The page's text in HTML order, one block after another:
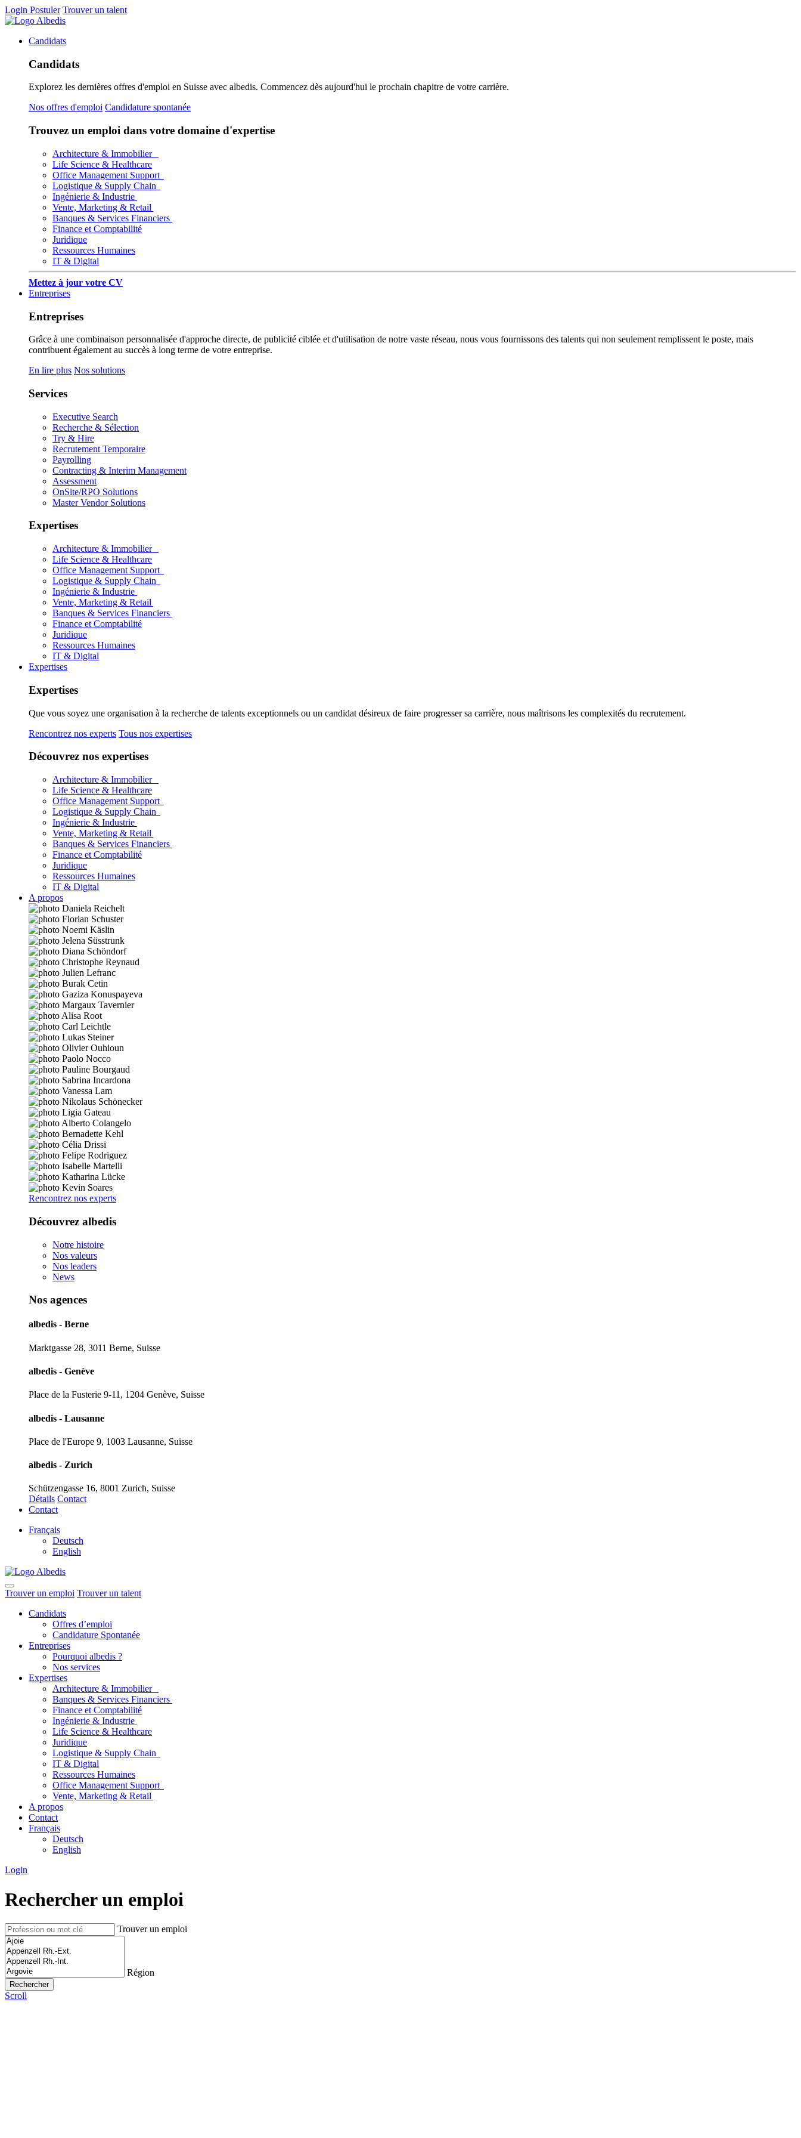
Login Postuler Trouver un talent
Candidats
Candidats
Explorez les dernières offres d'emploi en Suisse avec albedis. Commencez dès aujourd'hui le prochain chapitre de votre carrière.
Nos offres d'emploi Candidature spontanée
Trouvez un emploi dans votre domaine d'expertise
Architecture & Immobilier
Life Science & Healthcare
Office Management Support
Logistique & Supply Chain
Ingénierie & Industrie
Vente, Marketing & Retail
Banques & Services Financiers
Finance et Comptabilité
Juridique
Ressources Humaines
IT & Digital
Mettez à jour votre CV
Entreprises
Entreprises
Grâce à une combinaison personnalisée d'approche directe, de publicité ciblée et d'utilisation de notre vaste réseau, nous vous fournissons des talents qui non seulement remplissent le poste, mais
contribuent également au succès à long terme de votre entreprise.
En lire plus Nos solutions
Services
Executive Search
Recherche & Sélection
Try & Hire
Recrutement Temporaire
Payrolling
Contracting & Interim Management
Assessment
OnSite/RPO Solutions
Master Vendor Solutions
Expertises
Architecture & Immobilier
Life Science & Healthcare
Office Management Support
Logistique & Supply Chain
Ingénierie & Industrie
Vente, Marketing & Retail
Banques & Services Financiers
Finance et Comptabilité
Juridique
Ressources Humaines
IT & Digital
Expertises
Expertises
Que vous soyez une organisation à la recherche de talents exceptionnels ou un candidat désireux de faire progresser sa carrière, nous maîtrisons les complexités du recrutement.
Rencontrez nos experts Tous nos expertises
Découvrez nos expertises
Architecture & Immobilier
Life Science & Healthcare
Office Management Support
Logistique & Supply Chain
Ingénierie & Industrie
Vente, Marketing & Retail
Banques & Services Financiers
Finance et Comptabilité
Juridique
Ressources Humaines
IT & Digital
A propos
Rencontrez nos experts
Découvrez albedis
Notre histoire
Nos valeurs
Nos leaders
News
Nos agences
albedis - Berne
Marktgasse 28, 3011 Berne, Suisse
albedis - Genève
Place de la Fusterie 9-11, 1204 Genève, Suisse
albedis - Lausanne
Place de l'Europe 9, 1003 Lausanne, Suisse
albedis - Zurich
Schützengasse 16, 8001 Zurich, Suisse
Détails Contact
Contact
Français
Deutsch
English
Trouver un emploi Trouver un talent
Candidats
Offres d’emploi
Candidature Spontanée
Entreprises
Pourquoi albedis ?
Nos services
Expertises
Architecture & Immobilier
Banques & Services Financiers
Finance et Comptabilité
Ingénierie & Industrie
Life Science & Healthcare
Juridique
Logistique & Supply Chain
IT & Digital
Ressources Humaines
Office Management Support
Vente, Marketing & Retail
A propos
Contact
Français
Deutsch
English
Login
Rechercher un emploi
Trouver un emploi
Région
Scroll